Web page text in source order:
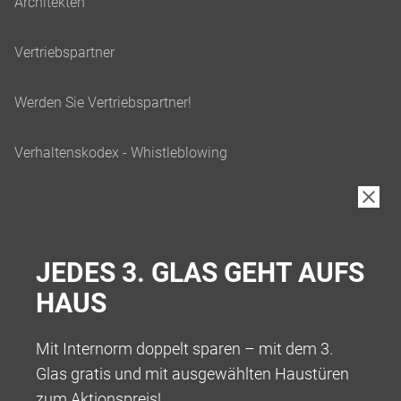
JEDES 3. GLAS GEHT AUFS
HAUS
Mit Internorm doppelt sparen – mit dem 3.
Glas gratis und mit ausgewählten Haustüren